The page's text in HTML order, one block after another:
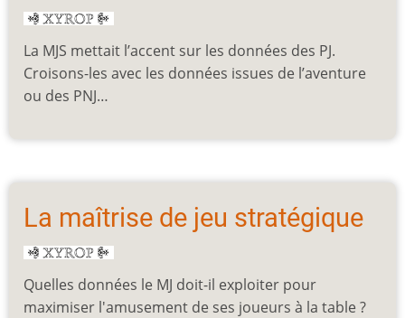
La MJS mettait l’accent sur les données des PJ.
Croisons-les avec les données issues de l’aventure
ou des PNJ…
La maîtrise de jeu stratégique
Quelles données le MJ doit-il exploiter pour
maximiser l'amusement de ses joueurs à la table ?